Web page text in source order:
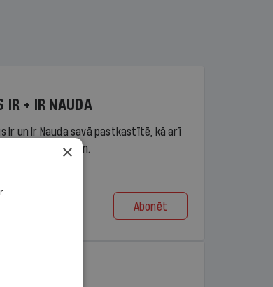
IR + IR NAUDA
Ir un Ir Nauda savā pastkastītē, kā arī
ir.lv saturam.
Abonēt
×